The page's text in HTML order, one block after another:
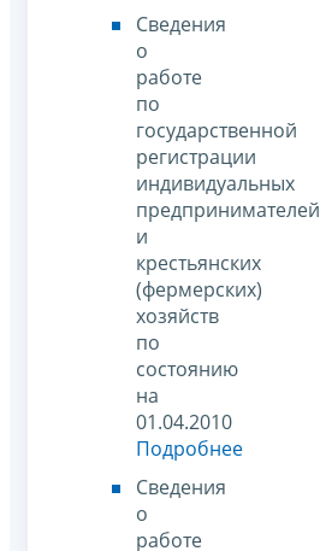
Сведения
о
работе
по
государственной
регистрации
индивидуальных
предпринимателей
и
крестьянских
(фермерских)
хозяйств
по
состоянию
на
01.04.2010
Подробнее
Сведения
о
работе